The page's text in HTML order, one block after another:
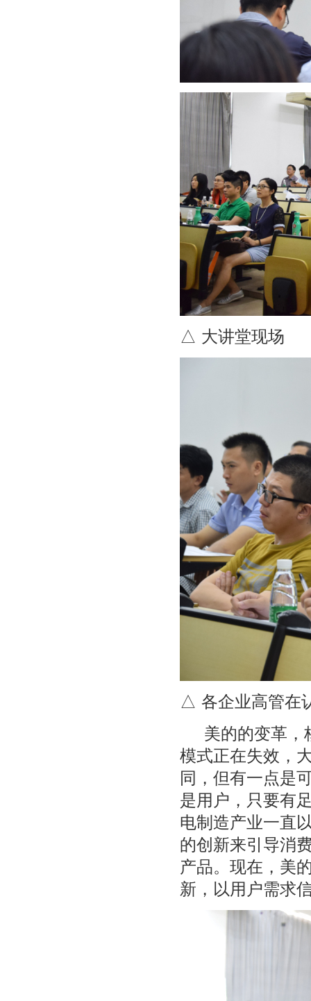
△ 大讲堂现场
△ 各企业高管在
美的的变革，
模式正在失效，
同，但有一点是
是用户，只要有
电制造产业一直
的创新来引导消
产品。现在，美
新，以用户需求